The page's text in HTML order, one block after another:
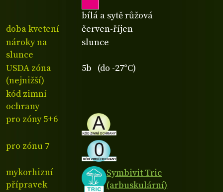
bílá a sytě růžová
doba kvetení
červen-říjen
nároky na
slunce
slunce
USDA zóna
(nejnižší)
5b (do -27°C)
kód zimní
ochrany
pro zóny 5+6
pro zónu 7
mykorhizní
přípravek
Symbivit Tric
(arbuskulární)